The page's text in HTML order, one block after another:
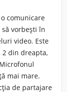
comunicare
vorbești în
video. Este
2 din dreapta,
mai mare.
de partajare